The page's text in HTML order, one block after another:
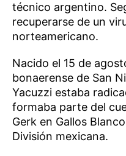
técnico argentino.
recuperarse de un
norteamericano.
Nacido el 15 de
bonaerense de San
Yacuzzi estaba
formaba parte del
Gerk en Gallos
División mexicana.